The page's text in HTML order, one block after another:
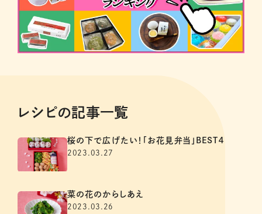
レシピの記事一覧
桜の下で広げたい！「お花見弁当」BEST４
2023.03.27
菜の花のからしあえ
2023.03.26